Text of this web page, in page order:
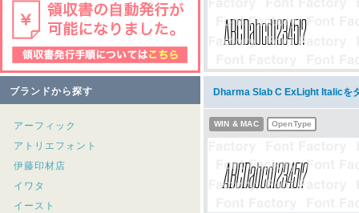
ブランドから探す
アーフィック
アトリエフォント
伊藤印材店
イワタ
イースト
Dharma Slab C ExLight Italicを
WIN & MAC OpenType